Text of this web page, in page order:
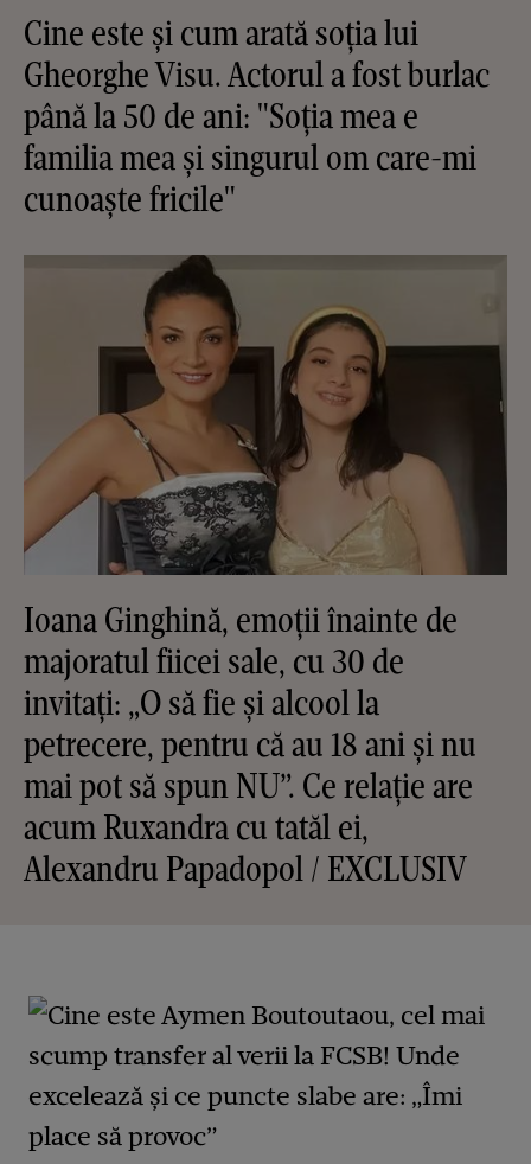
Cine este și cum arată soția lui
Gheorghe Visu. Actorul a fost burlac
până la 50 de ani: "Soția mea e
familia mea și singurul om care-mi
cunoaște fricile"
Ioana Ginghină, emoții înainte de
majoratul fiicei sale, cu 30 de
invitați: „O să fie și alcool la
petrecere, pentru că au 18 ani și nu
mai pot să spun NU”. Ce relație are
acum Ruxandra cu tatăl ei,
Alexandru Papadopol / EXCLUSIV